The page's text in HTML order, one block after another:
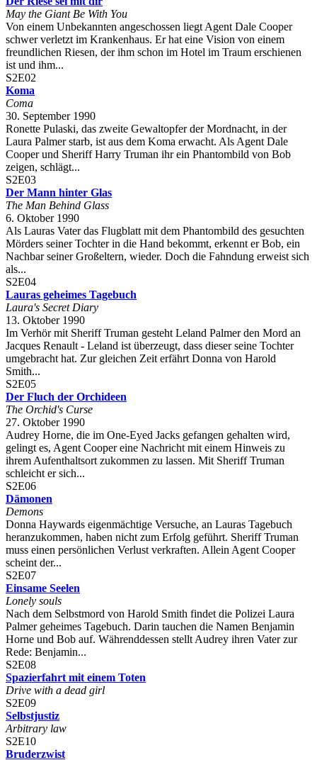
May the Giant Be With You
Von einem Unbekannten angeschossen liegt Agent Dale Cooper
schwer verletzt im Krankenhaus. Er hat eine Vision von einem
freundlichen Riesen, der ihm schon im Hotel im Traum erschienen
ist und ihm...
S2E02
Koma
Coma
30. September 1990
Ronette Pulaski, das zweite Gewaltopfer der Mordnacht, in der
Laura Palmer starb, ist aus dem Koma erwacht. Als Agent Dale
Cooper und Sheriff Harry Truman ihr ein Phantombild von Bob
zeigen, schlägt...
S2E03
Der Mann hinter Glas
The Man Behind Glass
6. Oktober 1990
Als Lauras Vater das Flugblatt mit dem Phantombild des gesuchten
Mörders seiner Tochter in die Hand bekommt, erkennt er Bob, ein
Nachbar seiner Großeltern, wieder. Doch die Fahndung erweist sich
als...
S2E04
Lauras geheimes Tagebuch
Laura's Secret Diary
13. Oktober 1990
Im Verhör mit Sheriff Truman gesteht Leland Palmer den Mord an
Jacques Renault - Leland ist überzeugt, dass dieser seine Tochter
umgebracht hat. Zur gleichen Zeit erfährt Donna von Harold
Smith...
S2E05
Der Fluch der Orchideen
The Orchid's Curse
27. Oktober 1990
Audrey Horne, die im One-Eyed Jacks gefangen gehalten wird,
gelingt es, Agent Cooper eine Nachricht mit einem Hinweis zu
ihrem Aufenthaltsort zukommen zu lassen. Mit Sheriff Truman
schleicht er sich...
S2E06
Dämonen
Demons
Donna Haywards eigenmächtige Versuche, an Lauras Tagebuch
heranzukommen, haben nicht zum Erfolg geführt. Sheriff Truman
muss einen persönlichen Verlust verkraften. Allein Agent Cooper
scheint der...
S2E07
Einsame Seelen
Lonely souls
Nach dem Selbstmord von Harold Smith findet die Polizei Laura
Palmer geheimes Tagebuch. Darin tauchen die Namen Benjamin
Horne und Bob auf. Währenddessen stellt Audrey ihren Vater zur
Rede: Benjamin...
S2E08
Spazierfahrt mit einem Toten
Drive with a dead girl
S2E09
Selbstjustiz
Arbitrary law
S2E10
Bruderzwist